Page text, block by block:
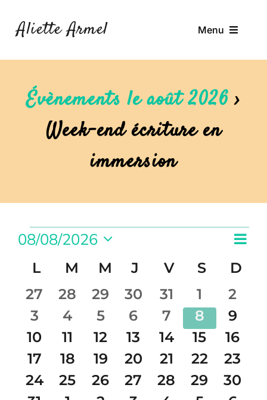
contenuAliette Armel Menu
À Propos
Ateliers
Évènements le août 2026›
Week-end écriture en
immersion
Évènements
par
Mois
08/08/2026
une
date.
Calendrier
de
Évènements
Llundi
M mardi
M mercredi
J jeudi
V vendredi
Ssamedi
D
0
évènements
27
0
évènements
28
0
évènements
29
0
évènements
30
0
évènements
31
0
1
0
2
0
évènements
3
0
évènements
4
0
évènements
5
0
évènements
6
0
évènements
7
0
8
0
9
0
évènements
10
0
évènements
11
0
évènements
12
0
évènements
13
0
évènements
14
0
15
0
16
0
évènements
17
0
évènements
18
0
évènements
19
0
évènements
20
0
évènements
21
0
22
0
23
0
évènements
24
0
évènements
25
0
évènements
26
0
évènements
27
0
évènements
28
0
29
0
30